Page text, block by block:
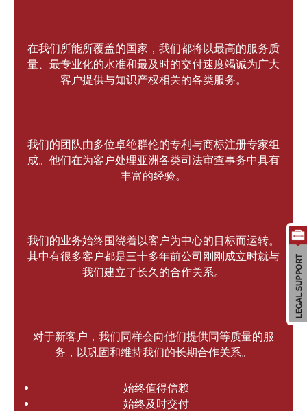
在我们所能所覆盖的国家，我们都将以最高的服务质
量、最专业化的水准和最及时的交付速度竭诚为广大
客户提供与知识产权相关的各类服务。
我们的团队由多位卓绝群伦的专利与商标注册专家组
成。他们在为客户处理亚洲各类司法审查事务中具有
丰富的经验。
我们的业务始终围绕着以客户为中心的目标而运转。
其中有很多客户都是三十多年前公司刚刚成立时就与
我们建立了长久的合作关系。
对于新客户，我们同样会向他们提供同等质量的服
务，以巩固和维持我们的长期合作关系。
始终值得信赖
始终及时交付